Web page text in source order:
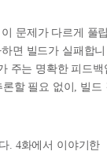
이 문제가 다르게 풀
면 빌드가 실패합니
주는 명확한 피드백
할 필요 없이, 빌드
. 4화에서 이야기한